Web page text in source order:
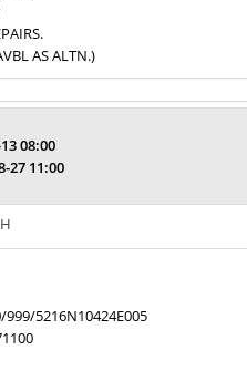
AS ALTN.)
08:00
27 11:00
5216N10424E005